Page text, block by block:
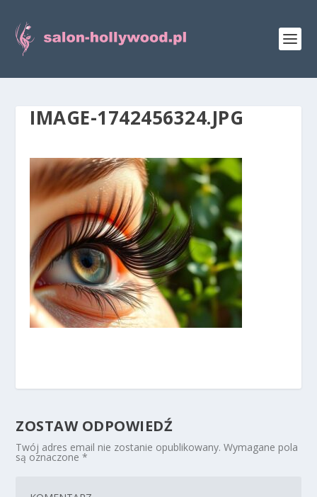
IMAGE-1742456324.JPG
ZOSTAW ODPOWIEDŹ
Twój adres email nie zostanie opublikowany. Wymagane pola
są oznaczone*